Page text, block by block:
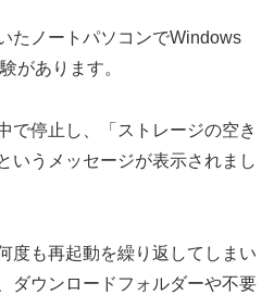
たノートパソコンでWindows
があります。
で停止し、「ストレージの空き
いうメッセージが表示されまし
度も再起動を繰り返してしまい
ダウンロードフォルダーや不要